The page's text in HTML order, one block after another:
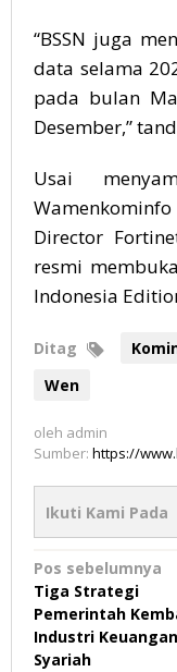
“BSSN juga
data selama
pada bulan
Desember,”
Usai
Director
resmi
Indonesia
Ditag
Wen
oleh admin
Sumber: https://
Ikuti Kami Pada
Navigasi
pos
Pos sebelumnya
Tiga Strategi
Pemerintah
Industri Keuangan
Syariah